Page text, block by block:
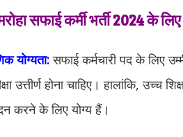
सफाई कर्मी भर्ती 2024 के
योग्यता:सफाई कर्मचारी पद के लिए
उत्तीर्ण होना चाहिए। हालांकि, उच्च
करने के लिए योग्य हैं।